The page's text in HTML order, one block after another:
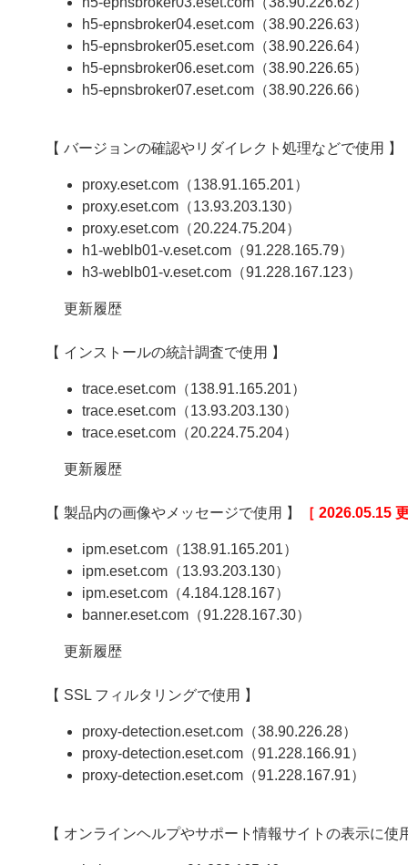
h5-epnsbroker04.eset.com（38.90.226.63）
h5-epnsbroker05.eset.com（38.90.226.64）
h5-epnsbroker06.eset.com（38.90.226.65）
h5-epnsbroker07.eset.com（38.90.226.66）
【 バージョンの確認やリダイレクト処理などで使用 】
proxy.eset.com（138.91.165.201）
proxy.eset.com（13.93.203.130）
proxy.eset.com（20.224.75.204）
h1-weblb01-v.eset.com（91.228.165.79）
h3-weblb01-v.eset.com（91.228.167.123）
更新履歴
【 インストールの統計調査で使用 】
trace.eset.com（138.91.165.201）
trace.eset.com（13.93.203.130）
trace.eset.com（20.224.75.204）
更新履歴
【 製品内の画像やメッセージで使用 】 ［ 2026.05.15
ipm.eset.com（138.91.165.201）
ipm.eset.com（13.93.203.130）
ipm.eset.com（4.184.128.167）
banner.eset.com（91.228.167.30）
更新履歴
【 SSL フィルタリングで使用 】
proxy-detection.eset.com（38.90.226.28）
proxy-detection.eset.com（91.228.166.91）
proxy-detection.eset.com（91.228.167.91）
【 オンラインヘルプやサポート情報サイトの表示に使